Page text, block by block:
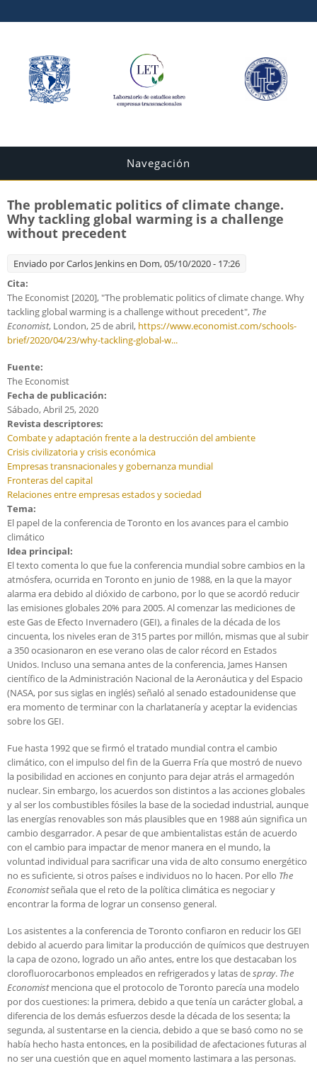
Navegación
The problematic politics of climate change.
Why tackling global warming is a challenge
without precedent
Enviado porCarlos Jenkinsen Dom, 05/10/2020 - 17:26
Cita:
The Economist [2020], "The problematic politics of climate change. Why
tackling global warming is a challenge without precedent", The
Economist, London, 25 de abril, https://www.economist.com/schools-
brief/2020/04/23/why-tackling-global-w...
Fuente:
The Economist
Fecha de publicación:
Sábado, Abril 25, 2020
Revista descriptores:
Combate y adaptación frente a la destrucción del ambiente
Crisis civilizatoria y crisis económica
Empresas transnacionales y gobernanza mundial
Fronteras del capital
Relaciones entre empresas estados y sociedad
Tema:
El papel de la conferencia de Toronto en los avances para el cambio
climático
Idea principal:
El texto comenta lo que fue la conferencia mundial sobre cambios en la
atmósfera, ocurrida en Toronto en junio de 1988, en la que la mayor
alarma era debido al dióxido de carbono, por lo que se acordó reducir
las emisiones globales 20% para 2005. Al comenzar las mediciones de
este Gas de Efecto Invernadero (GEI), a finales de la década de los
cincuenta, los niveles eran de 315 partes por millón, mismas que al subir
a 350 ocasionaron en ese verano olas de calor récord en Estados
Unidos. Incluso una semana antes de la conferencia, James Hansen
científico de la Administración Nacional de la Aeronáutica y del Espacio
(NASA, por sus siglas en inglés) señaló al senado estadounidense que
era momento de terminar con la charlatanería y aceptar la evidencias
sobre los GEI.
Fue hasta 1992 que se firmó el tratado mundial contra el cambio
climático, con el impulso del fin de la Guerra Fría que mostró de nuevo
la posibilidad en acciones en conjunto para dejar atrás el armagedón
nuclear. Sin embargo, los acuerdos son distintos a las acciones globales
y al ser los combustibles fósiles la base de la sociedad industrial, aunque
las energías renovables son más plausibles que en 1988 aún significa un
cambio desgarrador. A pesar de que ambientalistas están de acuerdo
con el cambio para impactar de menor manera en el mundo, la
voluntad individual para sacrificar una vida de alto consumo energético
no es suficiente, si otros países e individuos no lo hacen. Por ello The
Economistseñala que el reto de la política climática es negociar y
encontrar la forma de lograr un consenso general.
Los asistentes a la conferencia de Toronto confiaron en reducir los GEI
debido al acuerdo para limitar la producción de químicos que destruyen
la capa de ozono, logrado un año antes, entre los que destacaban los
clorofluorocarbonos empleados en refrigerados y latas despray. The
Economistmenciona que el protocolo de Toronto parecía una modelo
por dos cuestiones: la primera, debido a que tenía un carácter global, a
diferencia de los demás esfuerzos desde la década de los sesenta; la
segunda, al sustentarse en la ciencia, debido a que se basó como no se
había hecho hasta entonces, en la posibilidad de afectaciones futuras al
no ser una cuestión que en aquel momento lastimara a las personas.